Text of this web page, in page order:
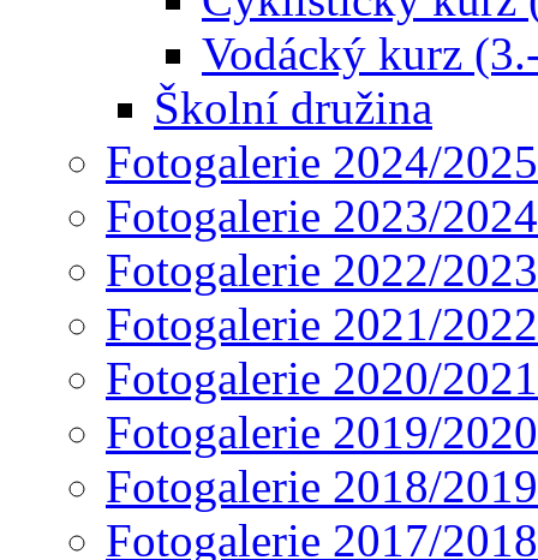
Vodácký kurz
Školní družina
Fotogalerie 2024/2025
Fotogalerie 2023/2024
Fotogalerie 2022/2023
Fotogalerie 2021/2022
Fotogalerie 2020/2021
Fotogalerie 2019/2020
Fotogalerie 2018/2019
Fotogalerie 2017/2018